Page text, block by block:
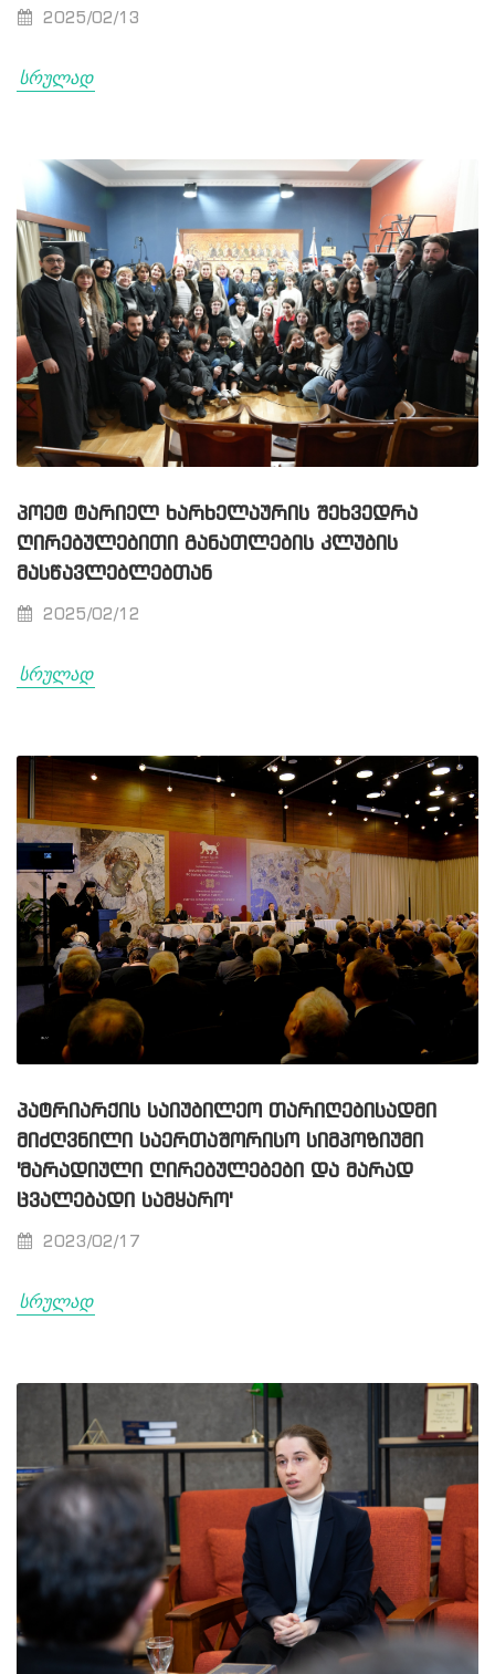
2025/02/13
სრულად
ᲞᲝᲔᲢ ᲢᲐᲠᲘᲔᲚ ᲮᲐᲠᲮᲔᲚᲐᲣᲠᲘᲡ ᲨᲔᲮᲕᲔᲓᲠᲐ
ᲦᲘᲠᲔᲑᲣᲚᲔᲑᲘᲗᲘ ᲒᲐᲜᲐᲗᲚᲔᲑᲘᲡ ᲙᲚᲣᲑᲘᲡ
ᲛᲐᲡᲬᲐᲕᲚᲔᲑᲚᲔᲑᲗᲐᲜ
2025/02/12
სრულად
ᲞᲐᲢᲠᲘᲐᲠᲥᲘᲡ ᲡᲐᲘᲣᲑᲘᲚᲔᲝ ᲗᲐᲠᲘᲦᲔᲑᲘᲡᲐᲓᲛᲘ
ᲛᲘᲫᲦᲕᲜᲘᲚᲘ ᲡᲐᲔᲠᲗᲐᲨᲝᲠᲘᲡᲝ ᲡᲘᲛᲞᲝᲖᲘᲣᲛᲘ
'ᲛᲐᲠᲐᲓᲘᲣᲚᲘ ᲦᲘᲠᲔᲑᲣᲚᲔᲑᲔᲑᲘ ᲓᲐ ᲛᲐᲠᲐᲓ
ᲪᲕᲐᲚᲔᲑᲐᲓᲘ ᲡᲐᲛᲧᲐᲠᲝ'
2023/02/17
სრულად